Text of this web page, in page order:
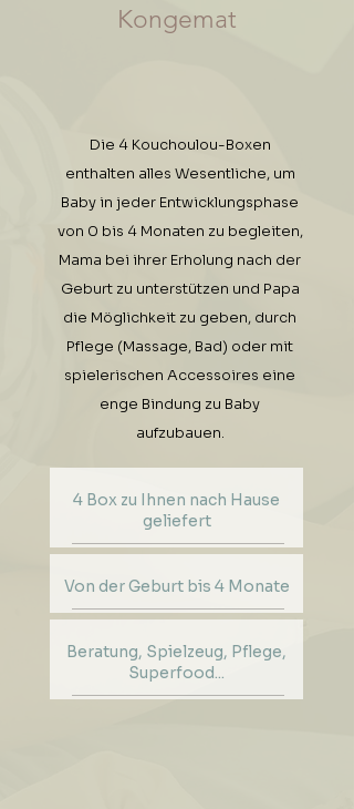
Kongemat
Die 4 Kouchoulou-Boxen
enthalten alles Wesentliche, um
Baby in jeder Entwicklungsphase
von 0 bis 4 Monaten zu begleiten,
Mama bei ihrer Erholung nach der
Geburt zu unterstützen und Papa
die Möglichkeit zu geben, durch
Pflege (Massage, Bad) oder mit
spielerischen Accessoires eine
enge Bindung zu Baby
aufzubauen.
4 Box zu Ihnen nach Hause
geliefert
Von der Geburt bis 4 Monate
Beratung, Spielzeug, Pflege,
Superfood...